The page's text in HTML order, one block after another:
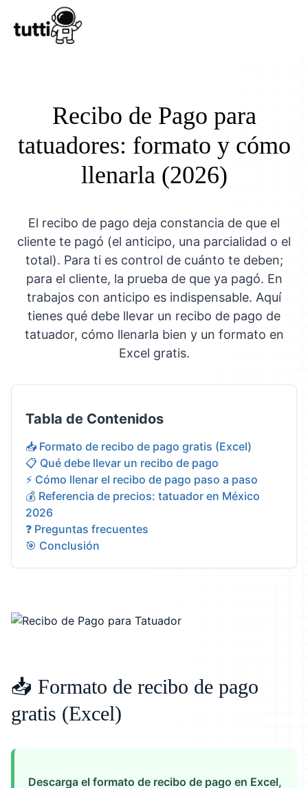
Recibo de Pago para
tatuadores: formato y cómo
llenarla (2026)
El recibo de pago deja constancia de que el
cliente te pagó (el anticipo, una parcialidad o el
total). Para ti es control de cuánto te deben;
para el cliente, la prueba de que ya pagó. En
trabajos con anticipo es indispensable. Aquí
tienes qué debe llevar un recibo de pago de
tatuador, cómo llenarla bien y un formato en
Excel gratis.
Tabla de Contenidos
📥 Formato de recibo de pago gratis (Excel)
📋 Qué debe llevar un recibo de pago
⚡ Cómo llenar el recibo de pago paso a paso
💰 Referencia de precios: tatuador en México
2026
❓ Preguntas frecuentes
🎯 Conclusión
📥 Formato de recibo de pago
gratis (Excel)
Descarga el formato de recibo de pago en Excel,